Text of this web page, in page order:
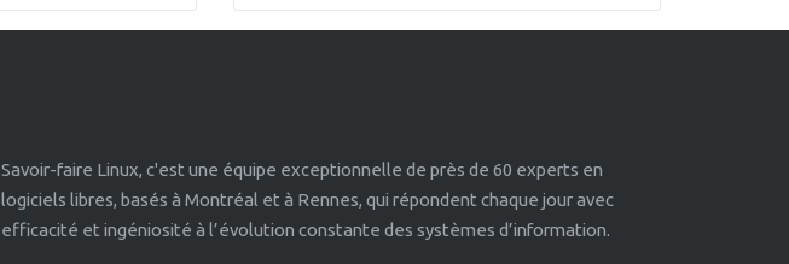
Savoir-faire Linux, c'est une équipe exceptionnelle de près de 60 experts en
logiciels libres, basés à Montréal et à Rennes, qui répondent chaque jour avec
efficacité et ingéniosité à l’évolution constante des systèmes d’information.